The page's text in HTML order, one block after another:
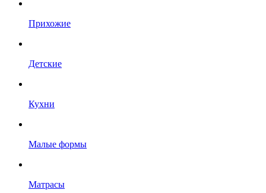
Прихожие
Детские
Кухни
Малые формы
Матрасы